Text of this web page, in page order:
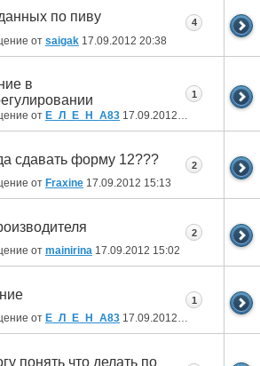
по пиву
от saigak 17.09.2012 20:38
4
в
от Е_Л_Е_Н_А83 17.09.2012 19:12
1
сдавать форму 12???
от Fraxine 17.09.2012 15:13
2
от mainirina 17.09.2012 15:02
2
от Е_Л_Е_Н_А83 17.09.2012 14:47
1
понять что делать по